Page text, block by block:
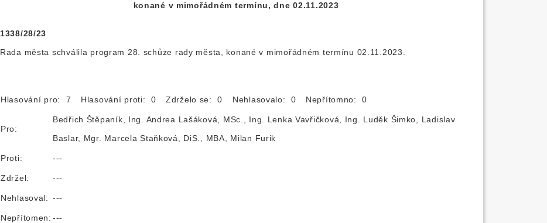
konané v mimořádném termínu, dne 02.11.2023
1338/28/23
Rada města schválila program 28. schůze rady města, konané v mimořádném termínu 02.11.2023.
Hlasování pro: 7 Hlasování proti: 0 Zdrželo se: 0 Nehlasovalo: 0 Nepřítomno: 0
Pro:
Bedřich Štěpaník, Ing. Andrea Lašáková, MSc., Ing. Lenka Vavřičková, Ing. Luděk Šimko, Ladislav
Baslar, Mgr. Marcela Staňková, DiS., MBA, Milan Furik
Proti: ---
Zdržel: ---
Nehlasoval: ---
Nepřítomen: ---